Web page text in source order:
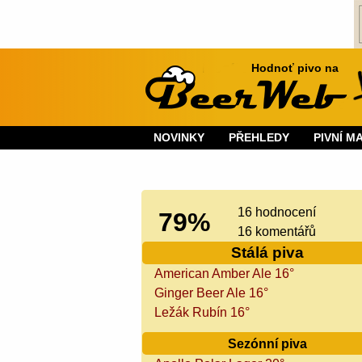
Hodnoť pivo na
NOVINKY PŘEHLEDY PIVNÍ
79%
16 hodnocení
16 komentářů
Stálá piva
American Amber Ale 16°
Ginger Beer Ale 16°
Ležák Rubín 16°
Sezónní piva